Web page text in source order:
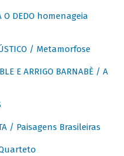
O DEDO homenageia
/ Metamorfose
E ARRIGO BARNABÈ / A
/ Paisagens Brasileiras